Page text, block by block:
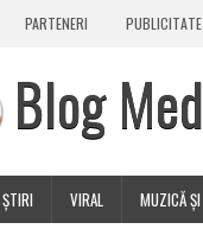
PARTENERI PUBLICITATE
Blog
ȘTIRI VIRAL
MUZICĂ